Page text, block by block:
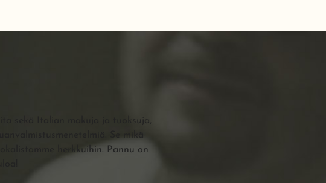
sekä Italian makuja ja tuoksuja,
Se mikä
herkkuihin. Pannu on